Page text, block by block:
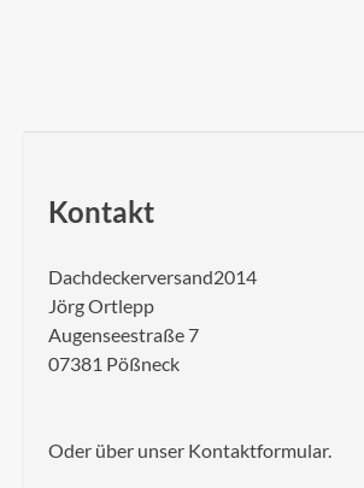
Kontakt
Dachdeckerversand2014
Jörg Ortlepp
Augenseestraße 7
07381 Pößneck
Oder über unser Kontaktformular.